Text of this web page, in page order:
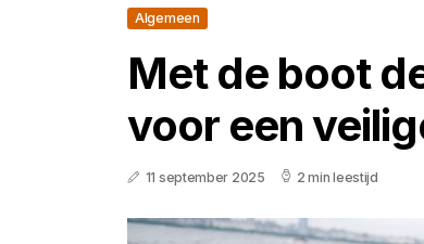
Algemeen
Met de boot
voor een
11 september 2025 2 min leestijd